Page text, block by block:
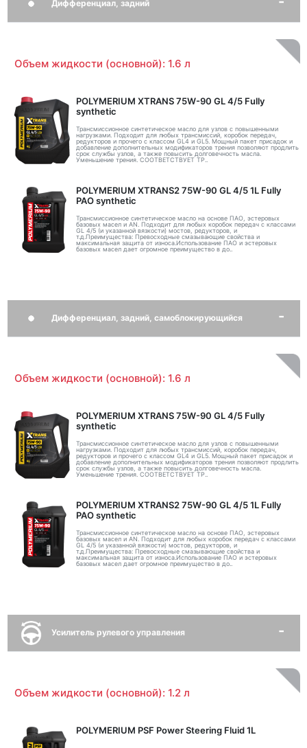
Дифференциал, задний
Объем жидкости (основной): 1.6 л
POLYMERIUM XTRANS 75W-90 GL 4/5 Fully
synthetic
Трансмиссионное синтетическое масло для узлов с повышенными
нагрузками. Подходит для любых трансмиссий, коробок передач,
редукторов и прочего с классом GL4 и GL5. Мощный пакет присадок и
добавление дополнительных модификаторов трения позволяют продлить
срок службы узлов, а также повысить долговечность масла.
Уменьшение трения. СООТВЕТСТВУЕТ ТР..
POLYMERIUM XTRANS2 75W-90 GL 4/5 1L Fully
PAO synthetic
Трансмиссионное синтетическое масло на основе ПАО, эстеровых
базовых масел и AN. Подходит для любых коробок передач с классами
GL 4/5 (и указанной вязкости) мостов, редукторов, и
т.д.Преимущества: Превосходные смазывающие свойства и
максимальная защита от износа.Использование ПАО и эстеровых
базовых масел дает огромное преимущество в до..
Дифференциал, задний, самоблокирующийся
Объем жидкости (основной): 1.6 л
POLYMERIUM XTRANS 75W-90 GL 4/5 Fully
synthetic
Трансмиссионное синтетическое масло для узлов с повышенными
нагрузками. Подходит для любых трансмиссий, коробок передач,
редукторов и прочего с классом GL4 и GL5. Мощный пакет присадок и
добавление дополнительных модификаторов трения позволяют продлить
срок службы узлов, а также повысить долговечность масла.
Уменьшение трения. СООТВЕТСТВУЕТ ТР..
POLYMERIUM XTRANS2 75W-90 GL 4/5 1L Fully
PAO synthetic
Трансмиссионное синтетическое масло на основе ПАО, эстеровых
базовых масел и AN. Подходит для любых коробок передач с классами
GL 4/5 (и указанной вязкости) мостов, редукторов, и
т.д.Преимущества: Превосходные смазывающие свойства и
максимальная защита от износа.Использование ПАО и эстеровых
базовых масел дает огромное преимущество в до..
Усилитель рулевого управления
Объем жидкости (основной): 1.2 л
POLYMERIUM PSF Power Steering Fluid 1L